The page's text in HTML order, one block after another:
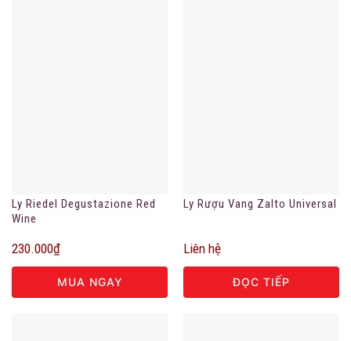
Ly Riedel Degustazione Red
Wine
230.000₫
MUA NGAY
Ly Rượu Vang Zalto Universal
Liên hệ
ĐỌC TIẾP